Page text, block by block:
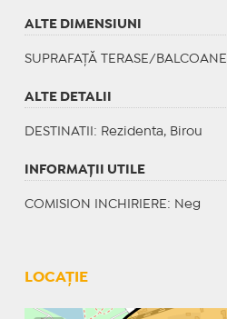
ALTE DIMENSIUNI
SUPRAFAȚĂ TERASE/
ALTE DETALII
DESTINATII : Rezidenta, Birou
INFORMAŢII UTILE
COMISION INCHIRIERE: Neg
LOCAȚIE